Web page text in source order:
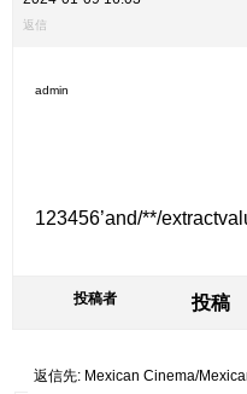
返信
admin
123456’and/**/
投稿者 投稿
返信先: Mexican Cinema/